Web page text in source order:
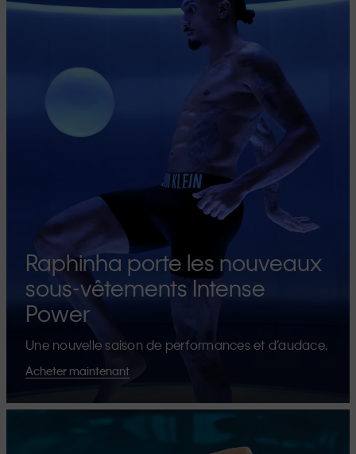
Raphinha porte les nouveaux
sous-vêtements Intense
Power
Une nouvelle saison de performances et d’audace.
Acheter maintenant